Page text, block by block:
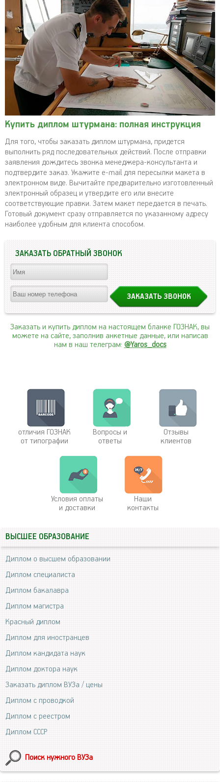
Купить диплом штурмана: полная инструкция
Для того, чтобы заказать диплом штурмана, придется
выполнить ряд последовательных действий. После отправки
заявления дождитесь звонка менеджера-консультанта и
подтвердите заказ. Укажите e-mail для пересылки макета в
электронном виде. Вычитайте предварительно изготовленный
электронный образец и утвердите его или внесите
соответствующие правки. Затем макет передается в печать.
Готовый документ сразу отправляется по указанному адресу
наиболее удобным для клиента способом.
ЗАКАЗАТЬ ОБРАТНЫЙ ЗВОНОК
Заказать и купить диплом на настоящем бланке ГОЗНАК, вы
можете на сайте, заполнив анкетные данные, или написав
нам в наш телеграм: @Yaros_docs
отличия ГОЗНАК
от типографии
Вопросы и
ответы
Отзывы
клиентов
Условия оплаты
и доставки
Наши
контакты
ВЫСШЕЕ ОБРАЗОВАНИЕ
Диплом о высшем образовании
Диплом специалиста
Диплом бакалавра
Диплом магистра
Красный диплом
Диплом для иностранцев
Диплом кандидата наук
Диплом доктора наук
Заказать диплом ВУЗа / цены
Диплом с проводкой
Диплом с реестром
Диплом СССР
Поиск нужного ВУЗа